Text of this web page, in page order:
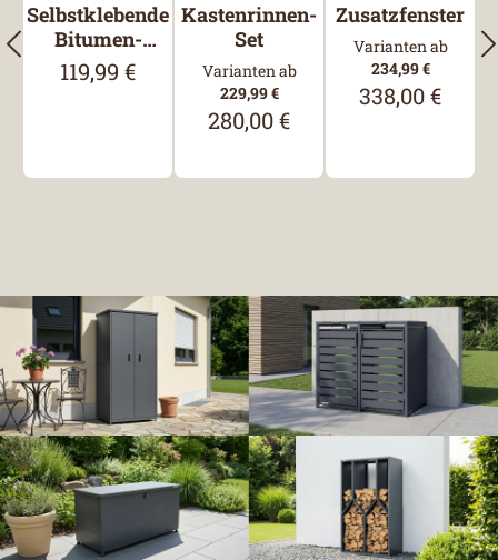
Selbstklebende
Bitumen-
Dachbahn
Regulärer Preis:
119,99 €
Kastenrinnen-
Set
Varianten ab
229,99 €
Regulärer Preis:
280,00 €
Zusatzfenster
Varianten ab
234,99 €
Regulärer
338,00 €